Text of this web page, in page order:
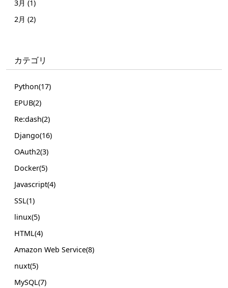
3月 (1)
2月 (2)
カテゴリ
Python(17)
EPUB(2)
Re:dash(2)
Django(16)
OAuth2(3)
Docker(5)
Javascript(4)
SSL(1)
linux(5)
HTML(4)
Amazon Web Service(8)
nuxt(5)
MySQL(7)